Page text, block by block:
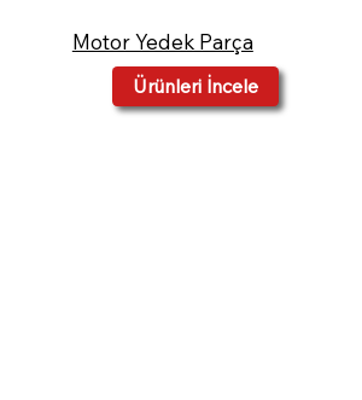
Motor Yedek Parça
Ürünleri İncele